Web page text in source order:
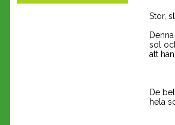
Stor,
sol
att
De
hela